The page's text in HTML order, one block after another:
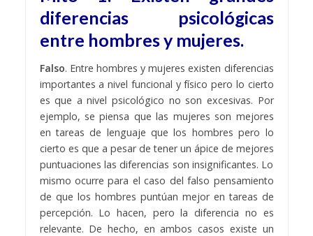
diferencias psicológicas
entre hombres y mujeres.
Falso. Entre hombres y mujeres existen diferencias
importantes a nivel funcional y físico pero lo cierto
es que a nivel psicológico no son excesivas. Por
ejemplo, se piensa que las mujeres son mejores
en tareas de lenguaje que los hombres pero lo
cierto es que a pesar de tener un ápice de mejores
puntuaciones las diferencias son insignificantes. Lo
mismo ocurre para el caso del falso pensamiento
de que los hombres puntúan mejor en tareas de
percepción. Lo hacen, pero la diferencia no es
relevante. De hecho, en ambos casos existe un